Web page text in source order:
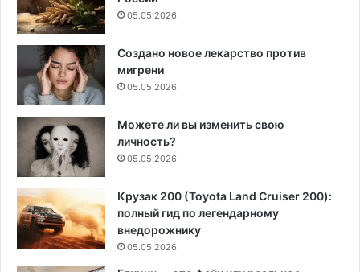
05.05.2026
Создано новое лекарство против
мигрени
05.05.2026
Можете ли вы изменить свою
личность?
05.05.2026
Крузак 200 (Toyota Land Cruiser 200):
полный гид по легендарному
внедорожнику
05.05.2026